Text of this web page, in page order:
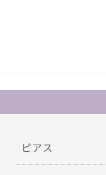
ピアス